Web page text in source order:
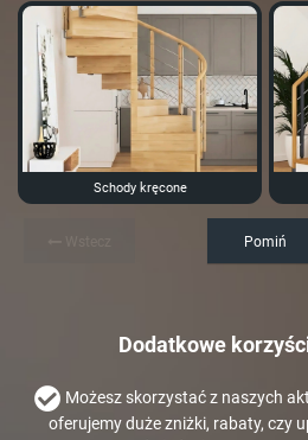
Schody kręcone
Pomiń
Dodatkowe
Możesz skorzystać z naszych
oferujemy duże zniżki, rabaty, czy